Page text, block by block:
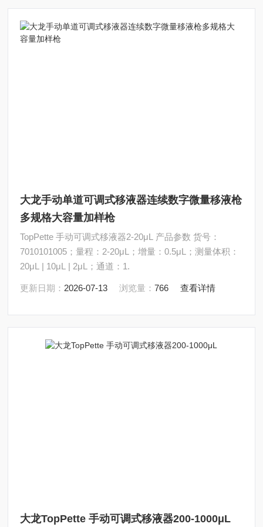
大龙手动单道可调式移液器连续数字微量移液枪
多规格大容量加样枪
TopPette 手动可调式移液器2-20μL 产品参数 货号：
7010101005；量程：2-20μL；增量：0.5μL；测量体积：
20μL | 10μL | 2μL；通道：1.
更新日期： 2026-07-13 浏览量：766 查看详情
大龙TopPette 手动可调式移液器200-1000μL